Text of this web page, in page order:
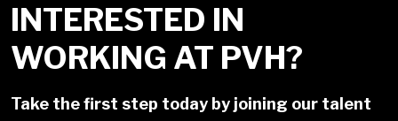
INTERESTED IN
WORKING AT PVH?
Take the first step today by joining our talent